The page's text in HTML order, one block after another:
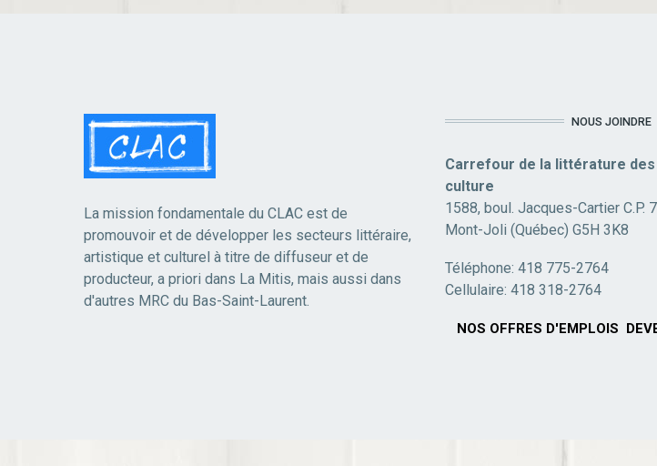
La mission fondamentale du CLAC est de
promouvoir et de développer les secteurs littéraire,
artistique et culturel à titre de diffuseur et de
producteur, a priori dans La Mitis, mais aussi dans
d'autres MRC du Bas-Saint-Laurent.
NOUS JOINDRE
Carrefour de la littérature
culture
1588, boul. Jacques-Cartier C.P.
Mont-Joli (Québec) G5H 3K8
Téléphone: 418 775-2764
Cellulaire: 418 318-2764
NOS OFFRES D'EMPLOIS